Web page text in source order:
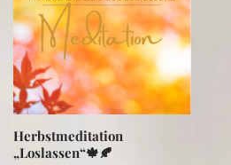
Herbstmeditation
„Loslassen“🍁🍂